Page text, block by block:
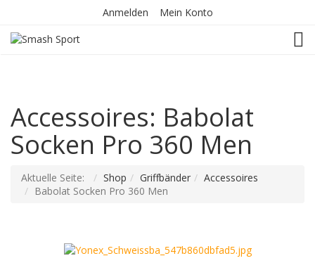
Anmelden
Mein Konto
Accessoires: Babolat
Socken Pro 360 Men
Aktuelle Seite: Shop Griffbänder
Accessoires
Babolat Socken Pro 360 Men